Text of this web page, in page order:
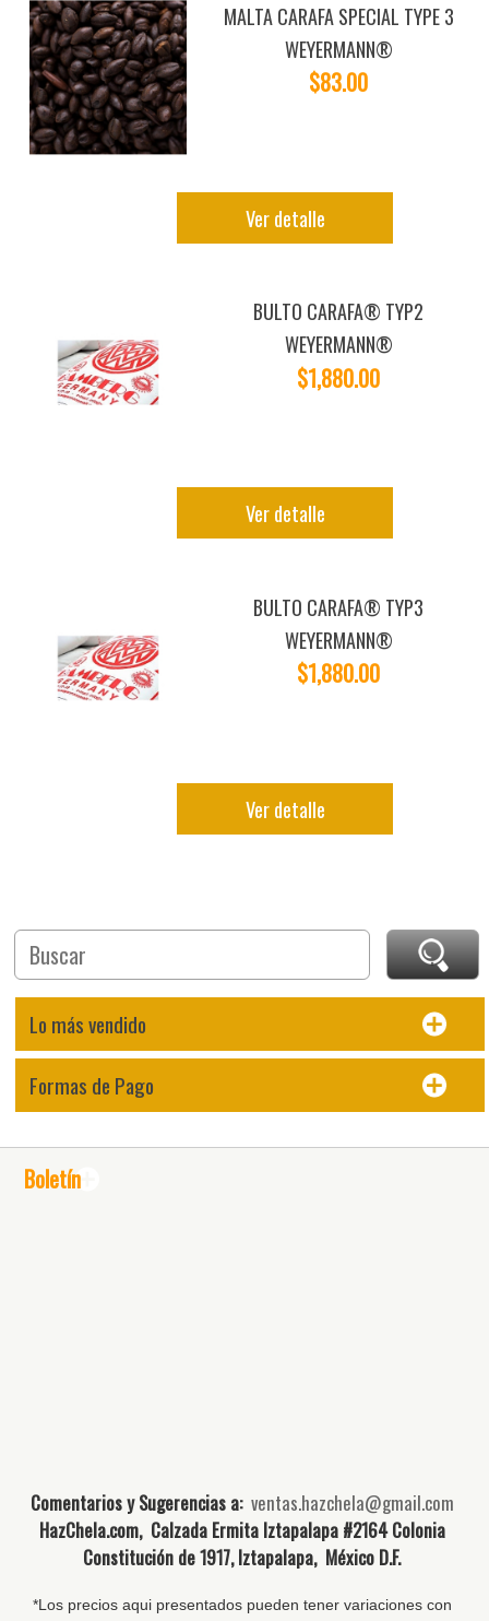
MALTA CARAFA SPECIAL TYPE 3
WEYERMANN®
$83.00
Ver detalle
BULTO CARAFA® TYP2
WEYERMANN®
$1,880.00
Ver detalle
BULTO CARAFA® TYP3
WEYERMANN®
$1,880.00
Ver detalle
Lo más vendido
Formas de Pago
Boletín
Comentarios y Sugerencias a: ventas.hazchela@gmail.com
HazChela.com, Calzada Ermita Iztapalapa #2164 Colonia
Constitución de 1917, Iztapalapa, México D.F.
*Los precios aqui presentados pueden tener variaciones con